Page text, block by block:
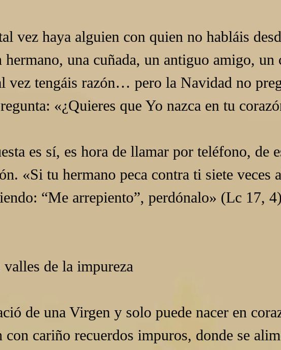
vez haya alguien con quien no habláis
hermano, una cuñada, un antiguo amigo, un
vez tengáis razón… pero la Navidad no
«¿Quieres que Yo nazca en tu
es sí, es hora de llamar por teléfono, de
«Si tu hermano peca contra ti siete veces
“Me arrepiento”, perdónalo» (Lc 17,
de la impureza
de una Virgen y solo puede nacer en
con cariño recuerdos impuros, donde se